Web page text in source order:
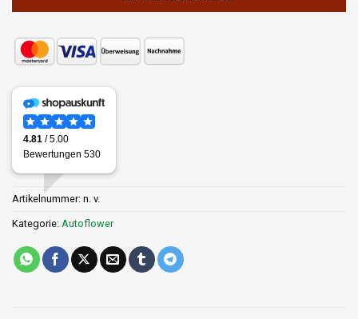
Artikelnummer: n. v.
Kategorie: Autoflower